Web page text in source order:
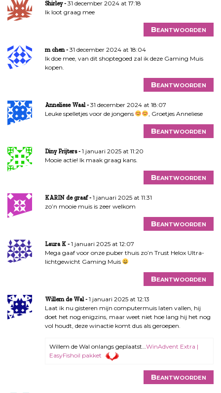
Shirley
31 december 2024 at 17:18
Ik loot graag mee
Beantwoorden
m chen
31 december 2024 at 18:04
Ik doe mee, van dit shoptegoed zal ik deze Gaming Muis
kopen.
Beantwoorden
Anneliese Waal
31 december 2024 at 18:07
Leuke spelletjes voor de jongens
, Groetjes Anneliese
Beantwoorden
Diny Frijters
1 januari 2025 at 11:20
Mooie actie! Ik maak graag kans.
Beantwoorden
KARIN de graaf
1 januari 2025 at 11:31
zo’n mooie muis is zeer welkom
Beantwoorden
Laura K
1 januari 2025 at 12:07
Mega gaaf voor onze puber thuis zo’n Trust Helox Ultra-
lichtgewicht Gaming Muis
Beantwoorden
Willem de Wal
1 januari 2025 at 12:13
Laat ik nu gisteren mijn computermuis laten vallen, hij
doet het nog enigzins, maar weet niet hoe lang hij het nog
vol houdt, deze winactie komt dus als geroepen.
Willem de Wal onlangs geplaatst… WinAdvent Extra |
EasyFishoil pakket
Beantwoorden